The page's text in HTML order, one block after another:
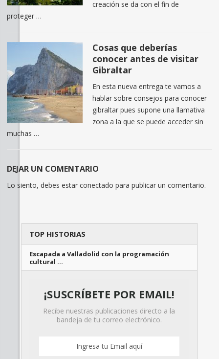
creación se da con el fin de
proteger …
Cosas que deberías
conocer antes de visitar
Gibraltar
En esta nueva entrega te vamos a
hablar sobre consejos para conocer
gibraltar pues supone una llamativa
zona a la que se puede acceder sin
muchas …
DEJAR UN COMENTARIO
Lo siento, debes estar conectado para publicar un comentario.
TOP HISTORIAS
Escapada a Valladolid con la programación
cultural …
¡SUSCRÍBETE POR EMAIL!
Recibe nuestras publicaciones directo a la
bandeja de tu correo electrónico.